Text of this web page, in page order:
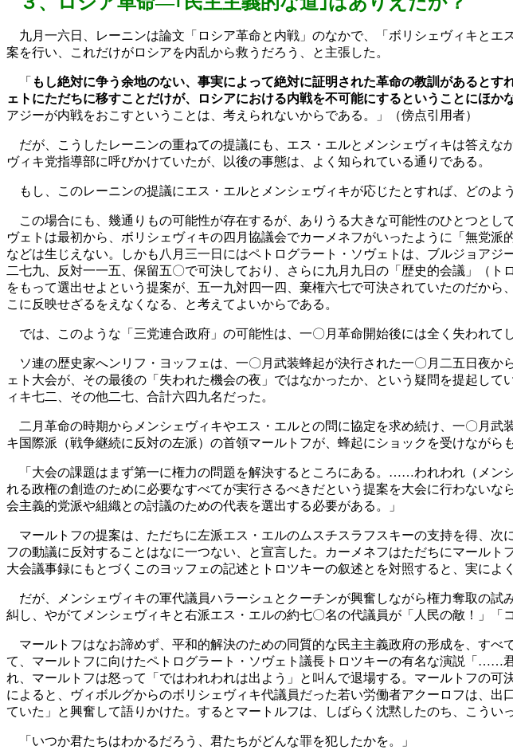
九月一六日、レーニンは論文「ロシア革命と内戦」のなかで、「ボリシェヴィキと
案を行い、これだけがロシアを内乱から救うだろう、と主張した。
「 もし絶対に争う余地のない、事実によって絶対に証明された革命の教訓があると
ェトにただちに移すことだけが、ロシアにおける内戦を不可能にするということにほか
アジーが内戦をおこすということは、考えられないからである。」（傍点引用者）
だが、こうしたレーニンの重ねての提議にも、エス・エルとメンシェヴィキは答え
ヴィキ党指導部に呼びかけていたが、以後の事態は、よく知られている通りである。
もし、このレーニンの提議にエス・エルとメンシェヴィキが応じたとすれば、どのよ
この場合にも、幾通りもの可能性が存在するが、ありうる大きな可能性のひとつとして
ヴェトは最初から、ボリシェヴィキの四月協議会でカーメネフがいったように「無党
などは生じえない。しかも八月三一日にはペトログラート・ソヴェトは、ブルジョア
二七九、反対一一五、保留五〇で可決しており、さらに九月九日の「歴史的会議」（
をもって選出せよという提案が、五一九対四一四、棄権六七で可決されていたのだか
こに反映せざるをえなくなる、と考えてよいからである。
では、このような「三党連合政府」の可能性は、一〇月革命開始後には全く失われて
ソ連の歴史家へンリフ・ヨッフェは、一〇月武装蜂起が決行された一〇月二五日夜
ェト大会が、その最後の「失われた機会の夜」ではなかったか、という疑問を提起し
ィキ七二、その他二七、合計六四九名だった。
二月革命の時期からメンシェヴィキやエス・エルとの問に協定を求め続け、一〇月
キ国際派（戦争継続に反対の左派）の首領マールトフが、蜂起にショックを受けながら
「大会の課題はまず第一に権力の問題を解決するところにある。……われわれ（メン
れる政権の創造のために必要なすべてが実行さるべきだという提案を大会に行わない
会主義的党派や組織との討議のための代表を選出する必要がある。」
マールトフの提案は、ただちに左派エス・エルのムスチスラフスキーの支持を得、次
フの動議に反対することはなに一つない、と宣言した。カーメネフはただちにマールト
大会議事録にもとづくこのヨッフェの記述とトロツキーの叙述とを対照すると、実によ
だが、メンシェヴィキの軍代議員ハラーシュとクーチンが興奮しながら権力奪取の
糾し、やがてメンシェヴィキと右派エス・エルの約七〇名の代議員が「人民の敵！」「
マールトフはなお諦めず、平和的解決のための同質的な民主主義政府の形成を、す
て、マールトフに向けたペトログラート・ソヴェト議長トロツキーの有名な演説「……
れ、マールトフは怒って「ではわれわれは出よう」と叫んで退場する。マールトフの
によると、ヴィボルグからのボリシェヴィキ代議員だった若い労働者アクーロフは、
ていた」と興奮して語りかけた。するとマートルフは、しばらく沈黙したのち、こういっ
「いつか君たちはわかるだろう、君たちがどんな罪を犯したかを。」